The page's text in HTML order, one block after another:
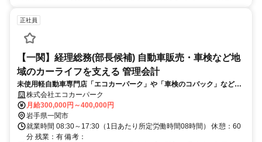
正社員
【一関】経理総務(部長候補) 自動車販売・車検など地
域のカーライフを支える 管理会計
未使用軽自動車専門店「エコカーパーク」や「車検のコバック」などを
展開し、地域のカーライフを総合的にサポートしている当社にて、経理
総務の部長候補として経営に関わる幅広い業務をお任せします。
株式会社エコカーパーク
月給300,000円～400,000円
岩手県一関市
就業時間 08:30～17:30（1日あたり所定労働時間08時間） 休憩：60
分 残業：有 備考：